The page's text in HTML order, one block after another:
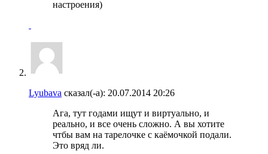
настроения)
Lyubava сказал(-а): 20.07.2014 20:26
Ага, тут годами ищут и виртуально, и
реально, и все очень сложно. А вы хотите
чтбы вам на тарелочке с каёмочкой подали.
Это вряд ли.